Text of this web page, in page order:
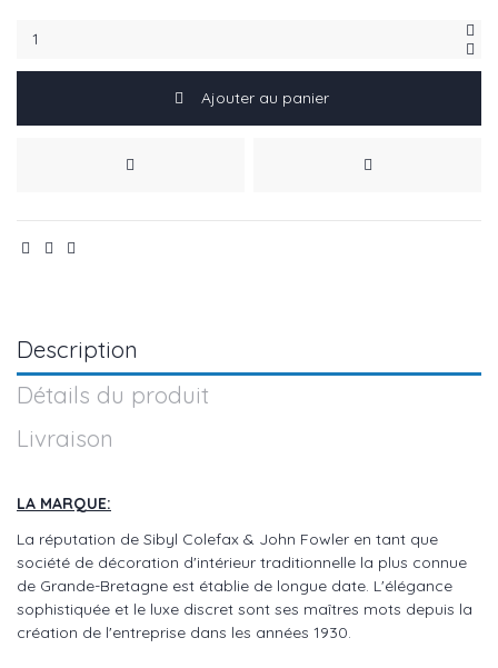
Ajouter au panier
Description
Détails du produit
Livraison
LA MARQUE:
La réputation de Sibyl Colefax & John Fowler en tant que
société de décoration d'intérieur traditionnelle la plus connue
de Grande-Bretagne est établie de longue date. L'élégance
sophistiquée et le luxe discret sont ses maîtres mots depuis la
création de l'entreprise dans les années 1930.